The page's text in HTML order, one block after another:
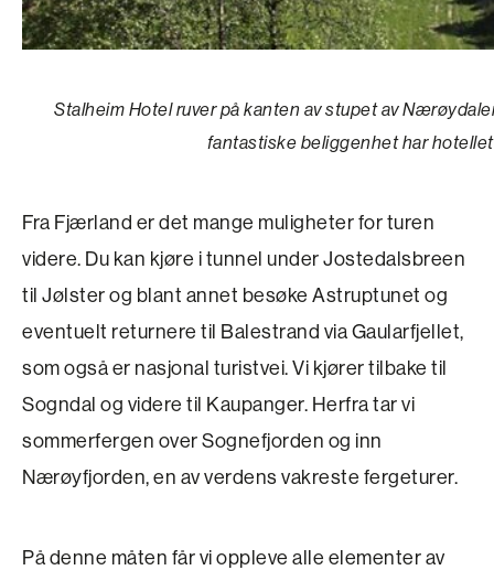
Stalheim Hotel ruver på kanten av stupet av
fantastiske beliggenhet har
Fra Fjærland er det mange muligheter for turen
videre. Du kan kjøre i tunnel under Jostedalsbreen
til Jølster og blant annet besøke Astruptunet og
eventuelt returnere til Balestrand via Gaularfjellet,
som også er nasjonal turistvei. Vi kjører tilbake til
Sogndal og videre til Kaupanger. Herfra tar vi
sommerfergen over Sognefjorden og inn
Nærøyfjorden, en av verdens vakreste fergeturer.
På denne måten får vi oppleve alle elementer av